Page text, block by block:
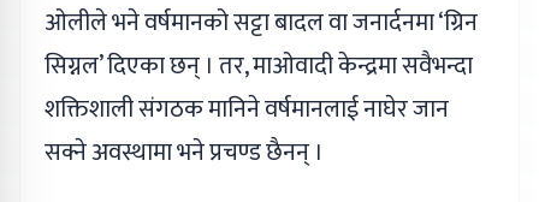
ओलीले भने वर्षमानको सट्टा बादल वा जनार्दनमा ‘ग्रिन
सिग्नल’ दिएका छन् । तर, माओवादी केन्द्रमा सवैभन्दा
शक्तिशाली संगठक मानिने वर्षमानलाई नाघेर जान
सक्ने अवस्थामा भने प्रचण्ड छैनन् ।